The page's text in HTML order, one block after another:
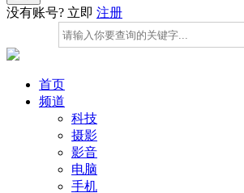
没有账号? 立即 注册
首页
频道
科技
摄影
影音
电脑
手机